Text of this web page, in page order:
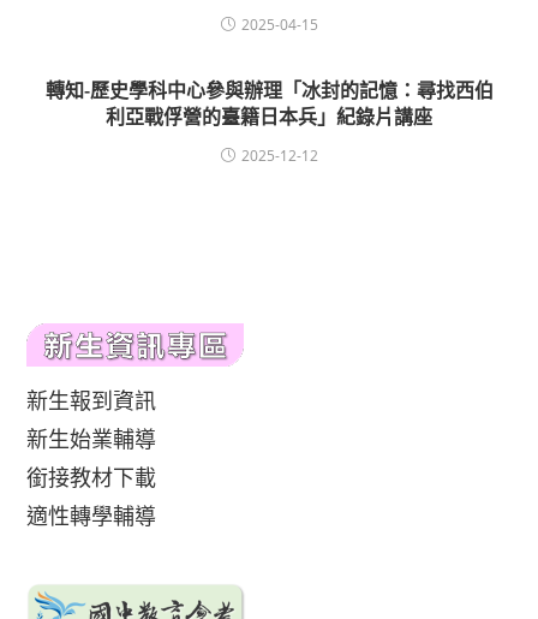
2025-04-15
轉知-歷史學科中心參與辦理「冰封的記憶：尋找西伯
利亞戰俘營的臺籍日本兵」紀錄片講座
2025-12-12
新生報到資訊
新生始業輔導
銜接教材下載
適性轉學輔導